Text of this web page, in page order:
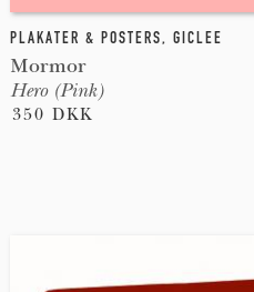
PLAKATER & POSTERS, GICLEE
Mormor
Hero (Pink)
350 DKK